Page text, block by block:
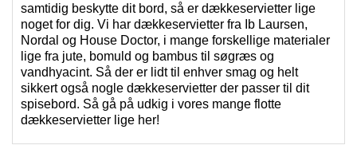
samtidig beskytte dit bord, så er dækkeservietter lige
noget for dig. Vi har dækkeservietter fra Ib Laursen,
Nordal og House Doctor, i mange forskellige materialer
lige fra jute, bomuld og bambus til søgræs og
vandhyacint. Så der er lidt til enhver smag og helt
sikkert også nogle dækkeservietter der passer til dit
spisebord. Så gå på udkig i vores mange flotte
dækkeservietter lige her!